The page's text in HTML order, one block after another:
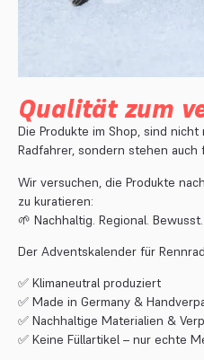
Qualität zum
Die Produkte im Shop, sind
Radfahrer, sondern stehen auch
Wir versuchen, die Produkte
zu kuratieren:
🌱 Nachhaltig. Regional. Bewusst.
Der Adventskalender für
✅ Klimaneutral produziert
✅ Made in Germany &
✅ Nachhaltige Materialien &
✅ Keine Füllartikel – nur echte